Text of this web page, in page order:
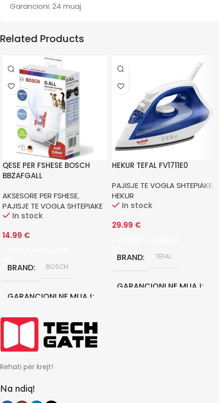
Garancioni: 24 muaj
Related Products
QESE PER FSHESE BOSCH
BBZAFGALL
AKSESORE PER FSHESE,
PAJISJE TE VOGLA SHTEPIAKE
In stock
14.99 €
BRAND BOSCH
GARANCIONI NE MUAJ
24
HEKUR TEFAL FV1711E0
PAJISJE TE VOGLA SHTEPIAKE,
HEKUR
In stock
29.99 €
BRAND TEFAL
GARANCIONI NE MUAJ
Rehati për krejt!
Na ndiq!